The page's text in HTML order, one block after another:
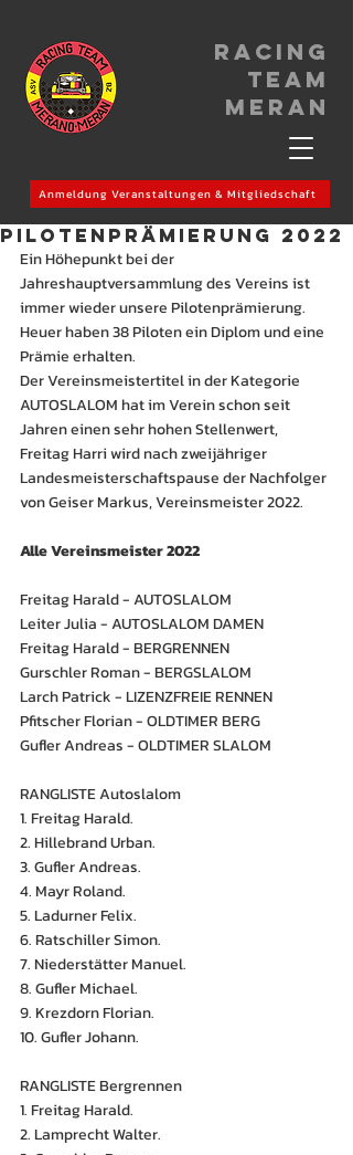
Racing
Team
meran
Anmeldung Veranstaltungen & Mitgliedschaft
PILOTENPRÄMIERUNG 2022
Ein Höhepunkt bei der
Jahreshauptversammlung des Vereins ist
immer wieder unsere Pilotenprämierung.
Heuer haben 38 Piloten ein Diplom und eine
Prämie erhalten.
Der Vereinsmeistertitel in der Kategorie
AUTOSLALOM hat im Verein schon seit
Jahren einen sehr hohen Stellenwert,
Freitag Harri wird nach zweijähriger
Landesmeisterschaftspause der Nachfolger
von Geiser Markus, Vereinsmeister 2022.
Alle Vereinsmeister 2022
Freitag Harald - AUTOSLALOM
Leiter Julia - AUTOSLALOM DAMEN
Freitag Harald - BERGRENNEN
Gurschler Roman - BERGSLALOM
Larch Patrick - LIZENZFREIE RENNEN
Pfitscher Florian - OLDTIMER BERG
Gufler Andreas - OLDTIMER SLALOM
RANGLISTE Autoslalom
1. Freitag Harald.
2. Hillebrand Urban.
3. Gufler Andreas.
4. Mayr Roland.
5. Ladurner Felix.
6. Ratschiller Simon.
7. Niederstätter Manuel.
8. Gufler Michael.
9. Krezdorn Florian.
10. Gufler Johann.
RANGLISTE Bergrennen
1. Freitag Harald.
2. Lamprecht Walter.